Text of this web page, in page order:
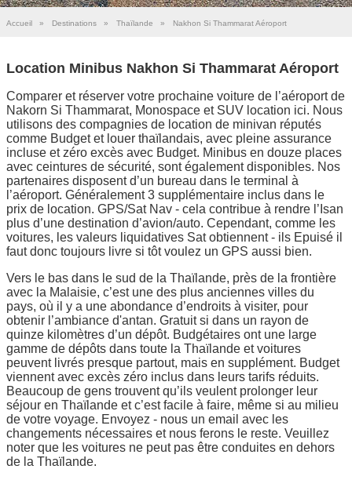
Accueil » Destinations » Thaïlande » Nakhon Si Thammarat Aéroport
Location Minibus Nakhon Si Thammarat Aéroport
Comparer et réserver votre prochaine voiture de l’aéroport de
Nakorn Si Thammarat, Monospace et SUV location ici. Nous
utilisons des compagnies de location de minivan réputés
comme Budget et louer thaïlandais, avec pleine assurance
incluse et zéro excès avec Budget. Minibus en douze places
avec ceintures de sécurité, sont également disponibles. Nos
partenaires disposent d’un bureau dans le terminal à
l’aéroport. Généralement 3 supplémentaire inclus dans le
prix de location. GPS/Sat Nav - cela contribue à rendre l’Isan
plus d’une destination d’avion/auto. Cependant, comme les
voitures, les valeurs liquidatives Sat obtiennent - ils Epuisé il
faut donc toujours livre si tôt voulez un GPS aussi bien.
Vers le bas dans le sud de la Thaïlande, près de la frontière
avec la Malaisie, c’est une des plus anciennes villes du
pays, où il y a une abondance d’endroits à visiter, pour
obtenir l’ambiance d'antan. Gratuit si dans un rayon de
quinze kilomètres d’un dépôt. Budgétaires ont une large
gamme de dépôts dans toute la Thaïlande et voitures
peuvent livrés presque partout, mais en supplément. Budget
viennent avec excès zéro inclus dans leurs tarifs réduits.
Beaucoup de gens trouvent qu’ils veulent prolonger leur
séjour en Thaïlande et c’est facile à faire, même si au milieu
de votre voyage. Envoyez - nous un email avec les
changements nécessaires et nous ferons le reste. Veuillez
noter que les voitures ne peut pas être conduites en dehors
de la Thaïlande.